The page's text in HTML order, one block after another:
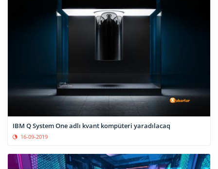
IBM Q System One adlı kvant kompüteri yaradılacaq
16-09-2019